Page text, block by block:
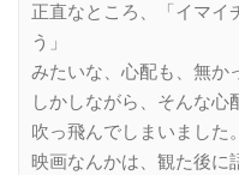
正直なところ、「イマイ
う」
みたいな、心配も、無か
しかしながら、そんな心
吹っ飛んでしまいました。
映画なんかは、観た後に